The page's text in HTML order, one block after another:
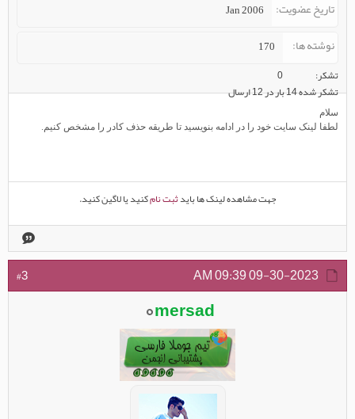
تاریخ عضویت Jan 2006
نوشته ها 170
تشکر
0
تشکر شده 14 بار در 12 ارسال
سلام
لطفا لینک سایت خود را در ادامه بنویسید تا طریقه حذف کادر را مشخص کنیم.
جهت مشاهده لینک ها بایدثبت نامکنید یا لاگین کنید.
09-30-2023
09:39 AM
#3
mersad